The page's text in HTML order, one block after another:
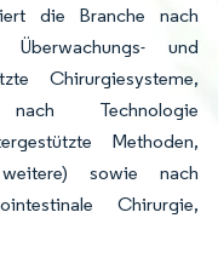
die Branche nach
und
Chirurgiesysteme,
nach Technologie
Methoden,
sowie nach
Chirurgie,